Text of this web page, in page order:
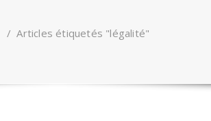
/Articles étiquetés "légalité"